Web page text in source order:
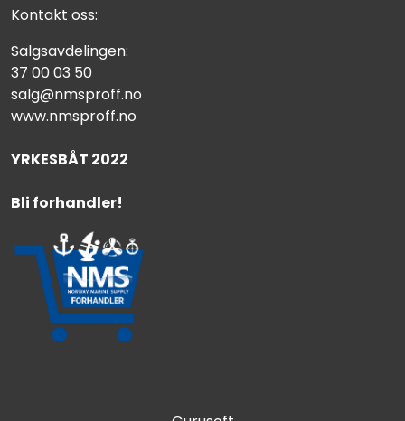
Kontakt oss:
Salgsavdelingen:
37 00 03 50
salg@nmsproff.no
www.nmsproff.no
YRKESBÅT 2022
Bli forhandler!